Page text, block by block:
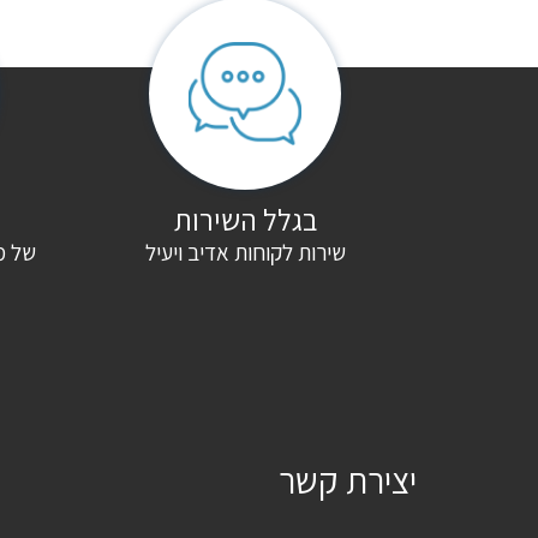
שדות החובה מסומנים
בגלל השירות
שירות לקוחות אדיב ויעיל של
יצירת קשר